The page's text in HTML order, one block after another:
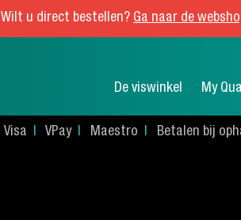
Wilt u direct bestellen? Ga naar de
De viswinkel
My
Visa VPay Maestro Betalen bij